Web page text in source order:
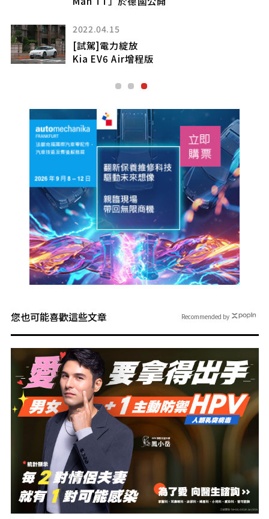
【一手試駕】熱血快馬
Ford Mustang EcoBoost Premium
您也可能喜歡這些文章 Recommended by